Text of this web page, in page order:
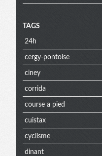
TAGS
24h
cergy-pontoise
ciney
corrida
course a pied
cuistax
cyclisme
dinant